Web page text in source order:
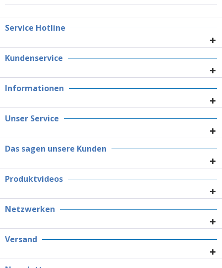
Service Hotline
Kundenservice
Informationen
Unser Service
Das sagen unsere Kunden
Produktvideos
Netzwerken
Versand